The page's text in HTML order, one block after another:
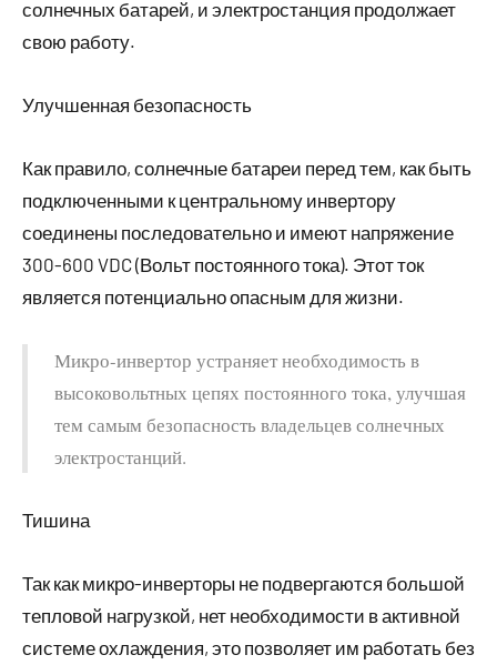
солнечных батарей, и электростанция продолжает
свою работу.
Улучшенная безопасность
Как правило, солнечные батареи перед тем, как быть
подключенными к центральному инвертору
соединены последовательно и имеют напряжение
300-600 VDC (Вольт постоянного тока). Этот ток
является потенциально опасным для жизни.
Микро-инвертор устраняет необходимость в
высоковольтных цепях постоянного тока, улучшая
тем самым безопасность владельцев солнечных
электростанций.
Тишина
Так как микро-инверторы не подвергаются большой
тепловой нагрузкой, нет необходимости в активной
системе охлаждения, это позволяет им работать без